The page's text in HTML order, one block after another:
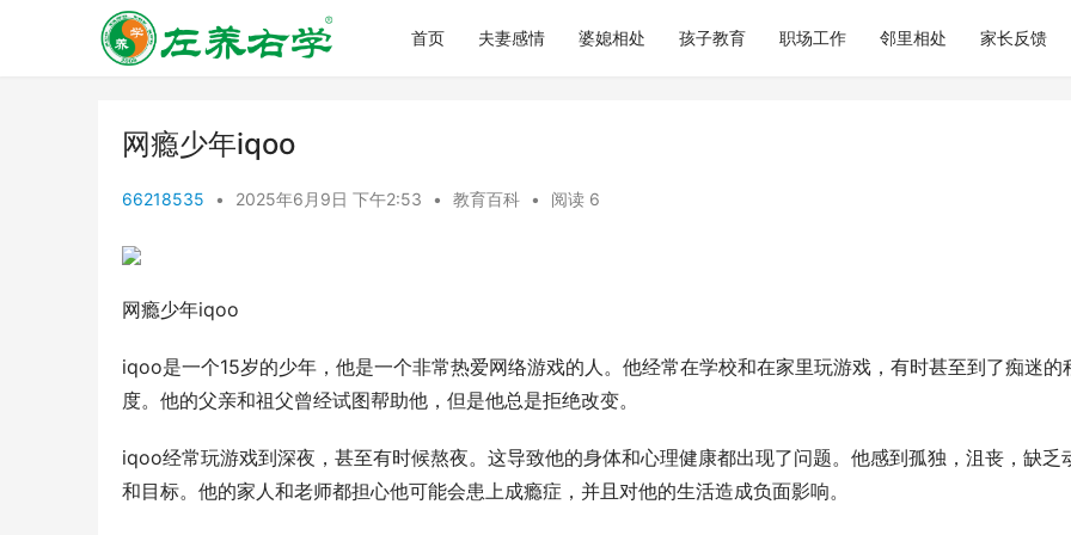
首页 夫妻感情 婆媳相处 孩子教育 职场工作 邻里相处 家长反馈
网瘾少年iqoo
66218535 • 2025年6月9日 下午2:53 • 教育百科 • 阅读 6
网瘾少年iqoo
iqoo是一个15岁的少年，他是一个非常热爱网络游戏的人。他经常在学校和在家里玩游戏，有时甚至到了痴迷的
度。他的父亲和祖父曾经试图帮助他，但是他总是拒绝改变。
iqoo经常玩游戏到深夜，甚至有时候熬夜。这导致他的身体和心理健康都出现了问题。他感到孤独，沮丧，缺乏
和目标。他的家人和老师都担心他可能会患上成瘾症，并且对他的生活造成负面影响。